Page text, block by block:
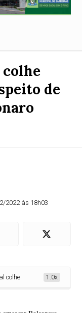
de
2022 às 18h03
colhe depoimento de
1.0x